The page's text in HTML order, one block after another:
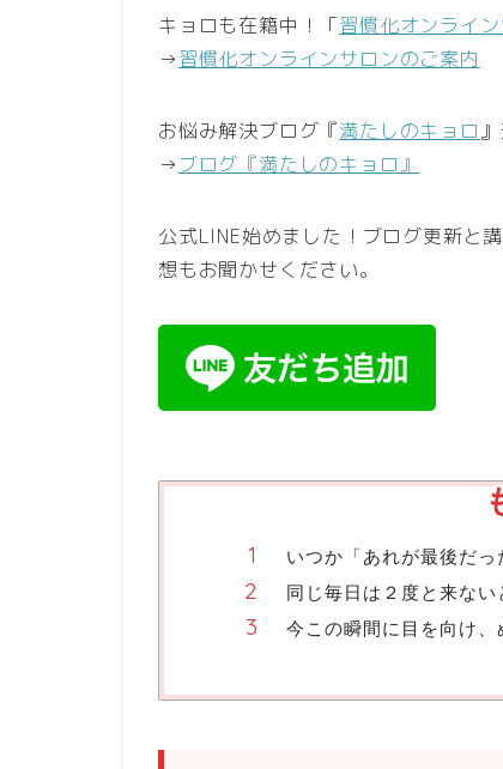
キョロも在籍中！「習慣化オンライ
→習慣化オンラインサロンのご案内
お悩み解決ブログ『満たしのキョロ
→ブログ『満たしのキョロ』
公式LINE始めました！ブログ更新と
想もお聞かせください。
いつか「あれが最後だ
同じ毎日は２度と来ない
今この瞬間に目を向け、